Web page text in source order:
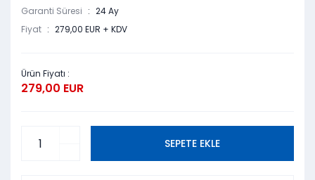
Garanti Süresi
24 Ay
Fiyat
279,00 EUR + KDV
Ürün Fiyatı :
279,00 EUR
SEPETE EKLE